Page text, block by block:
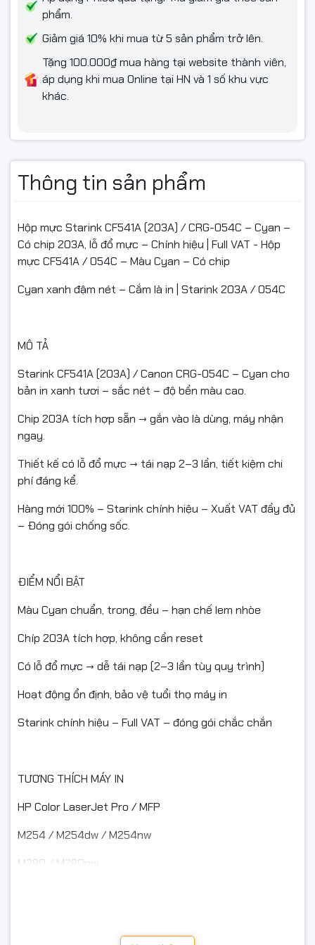
phẩm.
Giảm giá 10% khi mua từ 5 sản phẩm trở lên.
Tặng 100.000₫ mua hàng tại website thành viên,
áp dụng khi mua Online tại HN và 1 số khu vực
khác.
Thông tin sản phẩm
Hộp mực Starink CF541A (203A) / CRG-054C – Cyan –
Có chip 203A, lỗ đổ mực – Chính hiệu | Full VAT - Hộp
mực CF541A / 054C – Màu Cyan – Có chip
Cyan xanh đậm nét – Cắm là in | Starink 203A / 054C
MÔ TẢ
Starink CF541A (203A) / Canon CRG-054C – Cyan cho
bản in xanh tươi – sắc nét – độ bền màu cao.
Chip 203A tích hợp sẵn → gắn vào là dùng, máy nhận
ngay.
Thiết kế có lỗ đổ mực → tái nạp 2–3 lần, tiết kiệm chi
phí đáng kể.
Hàng mới 100% – Starink chính hiệu – Xuất VAT đầy đủ
– Đóng gói chống sốc.
ĐIỂM NỔI BẬT
Màu Cyan chuẩn, trong, đều – hạn chế lem nhòe
Chíp 203A tích hợp, không cần reset
Có lỗ đổ mực → dễ tái nạp (2–3 lần tùy quy trình)
Hoạt động ổn định, bảo vệ tuổi thọ máy in
Starink chính hiệu – Full VAT – đóng gói chắc chắn
TƯƠNG THÍCH MÁY IN
HP Color LaserJet Pro / MFP
M254 / M254dw / M254nw
M280 / M280nw
CAM KẾT
✅ Full VAT – giao hàng toàn quốc
⭐ ĐIỀU KIỆN ĐỔI / HOÀN HÀNG
- Bắt buộc quay video mở gói từ lúc còn nguyên băng
keo/thùng đến khi thấy sản phẩm bên trong (làm căn cứ
nếu: móp méo, vỡ, giao nhầm, thiếu hàng).
- Hỗ trợ đổi/hoàn khi: giao sai mẫu, thiếu hàng, hoặc lỗi kỹ
thuật được shop xác nhận.
đổ/tái nạp mực, không dính mực do tự thao tác, đủ
nếu: dùng cho sai dòng máy, đã tự đổ mực/tái nạp/tháo hộp,
làm hỏng do lắp sai, hoặc không có video mở gói.
Hàng hoàn cần đảm bảo:
Còn nguyên vẹn – chưa đổ mực – chưa qua sử dụng
Không trầy xước nặng, không dính mực
#HopMucStarink #CF541A #CRG054C #Cyan #HopMucMau
#HopMucHP #HopMucCanon #MucInLaser #FullVAT